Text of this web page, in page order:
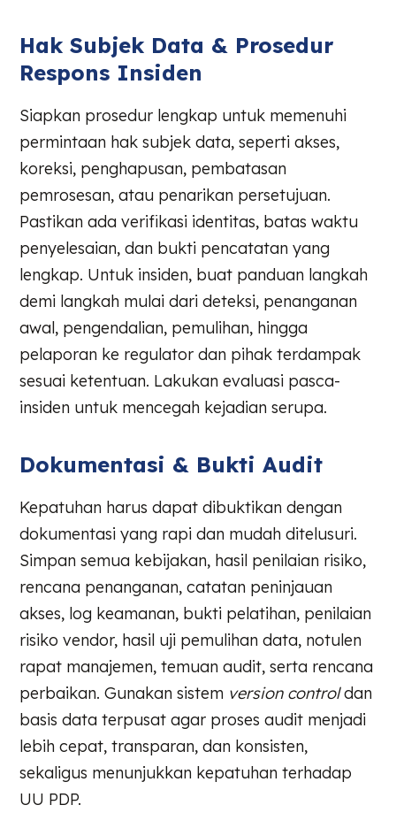
Hak Subjek Data & Prosedur
Respons Insiden
Siapkan prosedur lengkap untuk memenuhi
permintaan hak subjek data, seperti akses,
koreksi, penghapusan, pembatasan
pemrosesan, atau penarikan persetujuan.
Pastikan ada verifikasi identitas, batas waktu
penyelesaian, dan bukti pencatatan yang
lengkap. Untuk insiden, buat panduan langkah
demi langkah mulai dari deteksi, penanganan
awal, pengendalian, pemulihan, hingga
pelaporan ke regulator dan pihak terdampak
sesuai ketentuan. Lakukan evaluasi pasca-
insiden untuk mencegah kejadian serupa.
Dokumentasi & Bukti Audit
Kepatuhan harus dapat dibuktikan dengan
dokumentasi yang rapi dan mudah ditelusuri.
Simpan semua kebijakan, hasil penilaian risiko,
rencana penanganan, catatan peninjauan
akses, log keamanan, bukti pelatihan, penilaian
risiko vendor, hasil uji pemulihan data, notulen
rapat manajemen, temuan audit, serta rencana
perbaikan. Gunakan sistem version controldan
basis data terpusat agar proses audit menjadi
lebih cepat, transparan, dan konsisten,
sekaligus menunjukkan kepatuhan terhadap
UU PDP.